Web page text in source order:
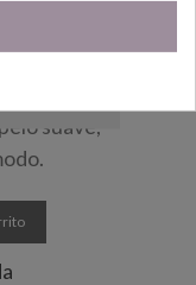
- Colores
suave,